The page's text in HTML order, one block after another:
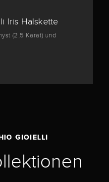
Iris Halskette
(2,5 Karat) und
GIOIELLI